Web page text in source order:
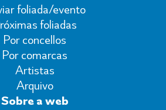
foliada/evento
foliadas
Por concellos
Por comarcas
Artistas
Arquivo
Sobre a web